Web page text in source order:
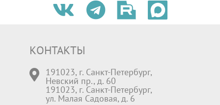
КОНТАКТЫ
191023, г. Санкт-Петербург,
Невский пр., д. 60
191023, г. Санкт-Петербург,
ул. Малая Садовая, д. 6